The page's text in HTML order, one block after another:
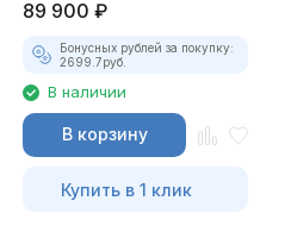
89 900 ₽
Бонусных рублей за покупку:
2699.7руб.
В наличии
В корзину
Купить в 1 клик